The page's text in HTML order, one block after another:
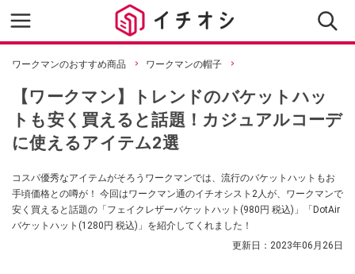
ワークマンのおすすめ商品 ワークマンの帽子
【ワークマン】トレンドのバケットハッ
トも安く買えると話題！カジュアルコーデ
に使えるアイテム2選
コスパ優秀なアイテムがそろうワークマンでは、流行のバケットハットもお
手頃価格との噂が！ 今回はワークマン通のイチオシスト2人が、ワークマンで
安く買えると話題の「フェイクレザーバケットハット(980円 税込)」「DotAir
バケットハット(1280円 税込)」を紹介してくれました！
更新日： 2023年06月26日